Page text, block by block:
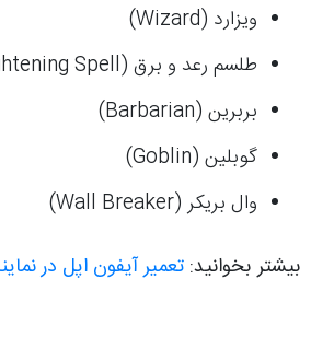
ویزارد (Wizard)
طلسم رعد و برق (Lightening Spell)
بربرین (Barbarian)
گوبلین (Goblin)
وال بریکر (Wall Breaker)
بیشتر بخوانید: تعمیر آیفون اپل در